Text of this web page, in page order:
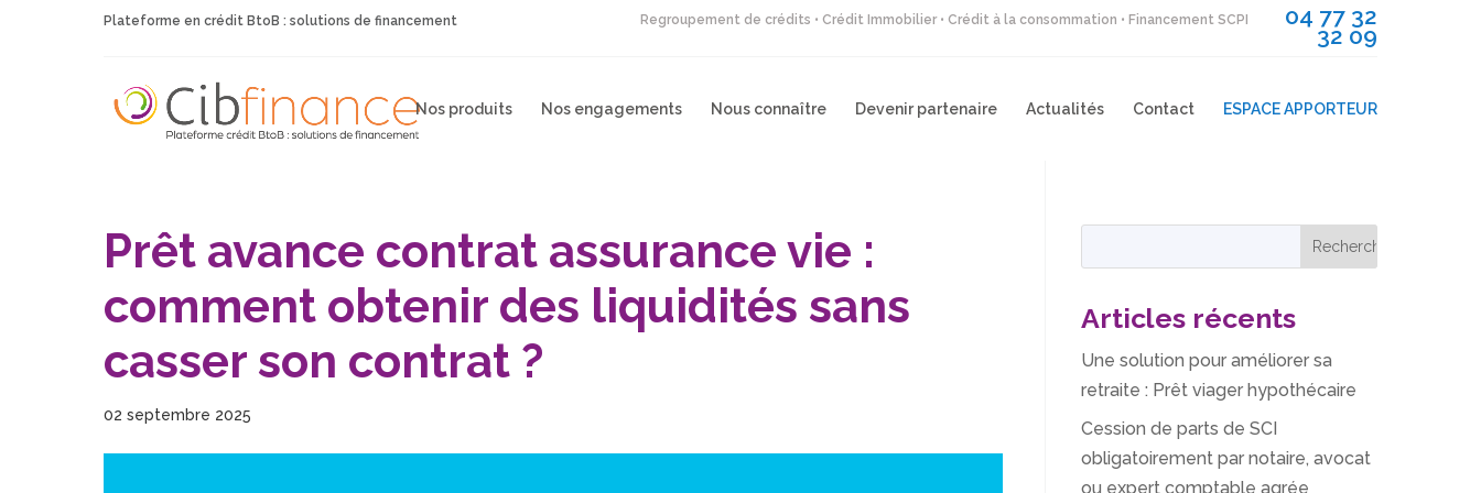
Plateforme en crédit BtoB : solutions de financement Regroupement de crédits • Crédit Immobilier • Crédit à la consommation • Financement SCPI 04 77 32
32 09
Nos produits Nos engagements Nous connaître Devenir partenaire Actualités Contact ESPACE APPORTEUR
Prêt avance contrat assurance vie :
comment obtenir des liquidités sans
casser son contrat ?
02 septembre 2025
Articles récents
Une solution pour améliorer sa
retraite : Prêt viager hypothécaire
Cession de parts de SCI
obligatoirement par notaire, avocat
ou expert comptable agrée